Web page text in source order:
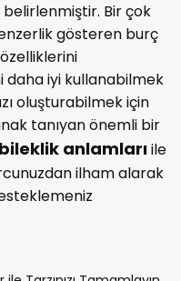
Bir çok
gösteren burç
iyi kullanabilmek
oluşturabilmek için
tanıyan önemli bir
anlamlarıile
ilham alarak